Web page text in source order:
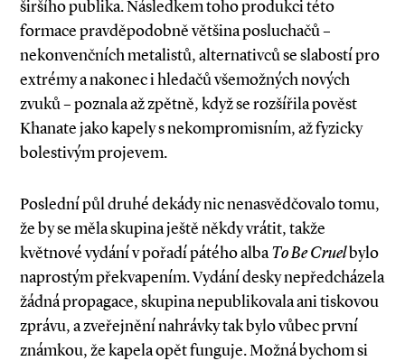
širšího publika. Následkem toho produkci této
formace pravděpodobně většina posluchačů –
nekonvenčních metalistů, alternativců se slabostí pro
extrémy a nakonec i hledačů všemožných nových
zvuků – poznala až zpětně, když se rozšířila pověst
Khanate jako kapely s nekompromisním, až fyzicky
bolestivým projevem.
Poslední půl druhé dekády nic nenasvědčovalo tomu,
že by se měla skupina ještě někdy vrátit, takže
květnové vydání v pořadí pátého albaTo Be Cruelbylo
naprostým překvapením. Vydání desky nepředcházela
žádná propagace, skupina nepublikovala ani tiskovou
zprávu, a zveřejnění nahrávky tak bylo vůbec první
známkou, že kapela opět funguje. Možná bychom si